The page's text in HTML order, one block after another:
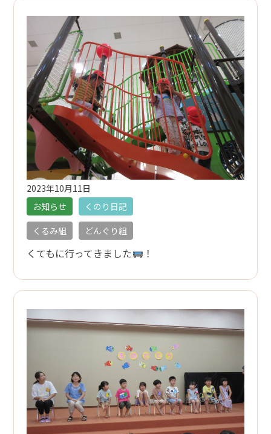
2023年10月11日
お知らせ
くのり日記
くるみ組
どんぐり組
くてもに行ってきました ！